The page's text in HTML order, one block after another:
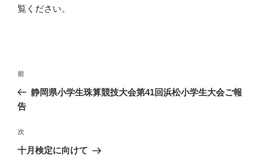
覧ください。
投
ナ
ゲ
ー
過
去
の
稿
前
静岡県小学生珠算競技大会第41回浜松小学生大会ご報
告
次
の
次
十月検定に向けて